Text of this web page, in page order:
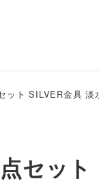
ット SILVER金具 淡
セッ